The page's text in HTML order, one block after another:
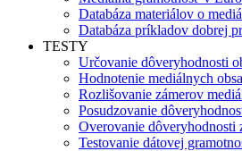
Databáza materiálov o
Databáza príkladov dobrej
TESTY
Určovanie dôveryhodnosti
Hodnotenie mediálnych
Rozlišovanie zámerov
Posudzovanie
Overovanie dôveryhodnosti
Testovanie dátovej